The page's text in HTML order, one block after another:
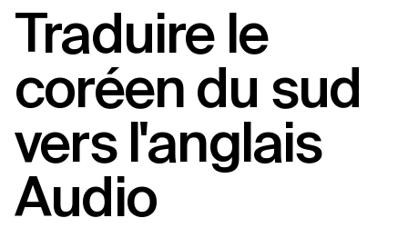
Traduire le
coréen du sud
vers l'anglais
Audio